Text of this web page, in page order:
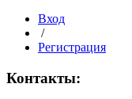
Количество в 1 м³
Вход
/
Регистрация
Контакты: